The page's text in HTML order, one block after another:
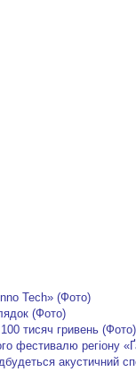
Tech» (Фото)
(Фото)
тисяч гривень (Фото)
фестивалю регіону
акустичний